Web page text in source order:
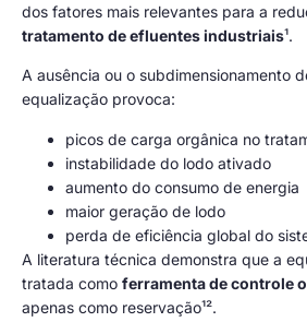
dos fatores mais relevantes para a
tratamento de efluentes industriais¹.
A ausência ou o subdimensionamento
equalização provoca:
picos de carga orgânica no
instabilidade do lodo ativado
aumento do consumo de energia
maior geração de lodo
perda de eficiência global do
A literatura técnica demonstra que a
tratada como ferramenta de controle
apenas como reservação¹².